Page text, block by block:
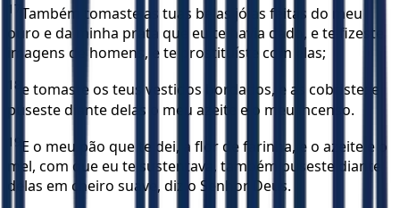
17 Também tomaste as tuas belas jóias feitas do meu
ouro e da minha prata que eu te havia dado, e te fizeste
imagens de homens, e te prostituíste com elas;
18 e tomaste os teus vestidos bordados, e as cobriste; e
puseste diante delas o meu azeite e o meu incenso.
19 E o meu pão que te dei, a flor de farinha, e o azeite e o
mel, com que eu te sustentava, também puseste diante
delas em cheiro suave, diz o Senhor Deus.